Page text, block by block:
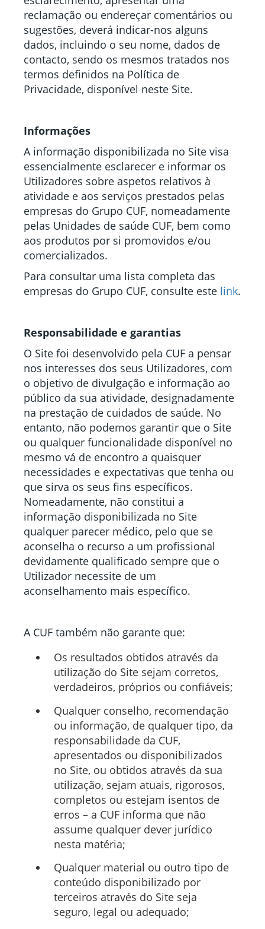
reclamação ou endereçar comentários ou
sugestões, deverá indicar-nos alguns
dados, incluindo o seu nome, dados de
contacto, sendo os mesmos tratados nos
termos definidos na Política de
Privacidade, disponível neste Site.
Informações
A informação disponibilizada no Site visa
essencialmente esclarecer e informar os
Utilizadores sobre aspetos relativos à
atividade e aos serviços prestados pelas
empresas do Grupo CUF, nomeadamente
pelas Unidades de saúde CUF, bem como
aos produtos por si promovidos e/ou
comercializados.
Para consultar uma lista completa das
empresas do Grupo CUF, consulte este link.
Responsabilidade e garantias
O Site foi desenvolvido pela CUF a pensar
nos interesses dos seus Utilizadores, com
o objetivo de divulgação e informação ao
público da sua atividade, designadamente
na prestação de cuidados de saúde. No
entanto, não podemos garantir que o Site
ou qualquer funcionalidade disponível no
mesmo vá de encontro a quaisquer
necessidades e expectativas que tenha ou
que sirva os seus fins específicos.
Nomeadamente, não constitui a
informação disponibilizada no Site
qualquer parecer médico, pelo que se
aconselha o recurso a um profissional
devidamente qualificado sempre que o
Utilizador necessite de um
aconselhamento mais específico.
A CUF também não garante que:
Os resultados obtidos através da
utilização do Site sejam corretos,
verdadeiros, próprios ou confiáveis;
Qualquer conselho, recomendação
ou informação, de qualquer tipo, da
responsabilidade da CUF,
apresentados ou disponibilizados
no Site, ou obtidos através da sua
utilização, sejam atuais, rigorosos,
completos ou estejam isentos de
erros – a CUF informa que não
assume qualquer dever jurídico
nesta matéria;
Qualquer material ou outro tipo de
conteúdo disponibilizado por
terceiros através do Site seja
seguro, legal ou adequado;